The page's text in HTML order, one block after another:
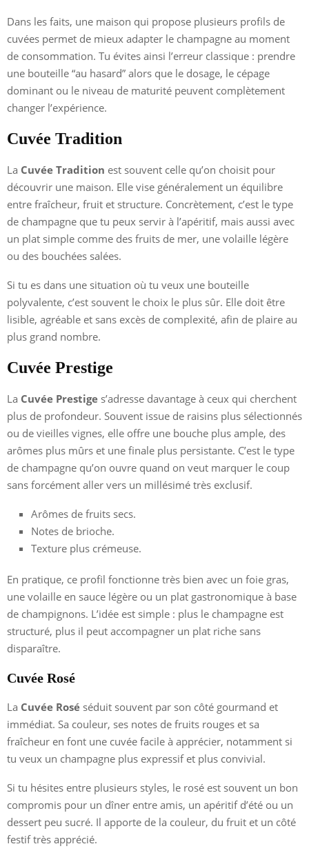
Dans les faits, une maison qui propose plusieurs profils de
cuvées permet de mieux adapter le champagne au moment
de consommation. Tu évites ainsi l’erreur classique : prendre
une bouteille “au hasard” alors que le dosage, le cépage
dominant ou le niveau de maturité peuvent complètement
changer l’expérience.
Cuvée Tradition
La Cuvée Tradition est souvent celle qu’on choisit pour
découvrir une maison. Elle vise généralement un équilibre
entre fraîcheur, fruit et structure. Concrètement, c’est le type
de champagne que tu peux servir à l’apéritif, mais aussi avec
un plat simple comme des fruits de mer, une volaille légère
ou des bouchées salées.
Si tu es dans une situation où tu veux une bouteille
polyvalente, c’est souvent le choix le plus sûr. Elle doit être
lisible, agréable et sans excès de complexité, afin de plaire au
plus grand nombre.
Cuvée Prestige
La Cuvée Prestige s’adresse davantage à ceux qui cherchent
plus de profondeur. Souvent issue de raisins plus sélectionnés
ou de vieilles vignes, elle offre une bouche plus ample, des
arômes plus mûrs et une finale plus persistante. C’est le type
de champagne qu’on ouvre quand on veut marquer le coup
sans forcément aller vers un millésimé très exclusif.
Arômes de fruits secs.
Notes de brioche.
Texture plus crémeuse.
En pratique, ce profil fonctionne très bien avec un foie gras,
une volaille en sauce légère ou un plat gastronomique à base
de champignons. L’idée est simple : plus le champagne est
structuré, plus il peut accompagner un plat riche sans
disparaître.
Cuvée Rosé
La Cuvée Rosé séduit souvent par son côté gourmand et
immédiat. Sa couleur, ses notes de fruits rouges et sa
fraîcheur en font une cuvée facile à apprécier, notamment si
tu veux un champagne plus expressif et plus convivial.
Si tu hésites entre plusieurs styles, le rosé est souvent un bon
compromis pour un dîner entre amis, un apéritif d’été ou un
dessert peu sucré. Il apporte de la couleur, du fruit et un côté
festif très apprécié.